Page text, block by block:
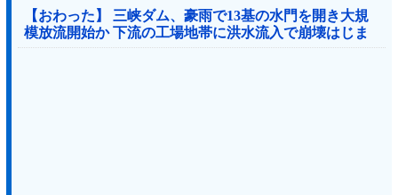
【おわった】 三峡ダム、豪雨で13基の水門を開き大規
模放流開始か 下流の工場地帯に洪水流入で崩壊はじま
る